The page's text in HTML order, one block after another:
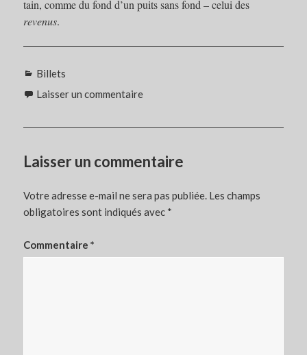
tain, comme du fond d’un puits sans fond – celui des
revenus.
Catégories
Billets
Laisser un commentaire
Laisser un commentaire
Votre adresse e-mail ne sera pas publiée. Les champs
obligatoires sont indiqués avec *
Commentaire*